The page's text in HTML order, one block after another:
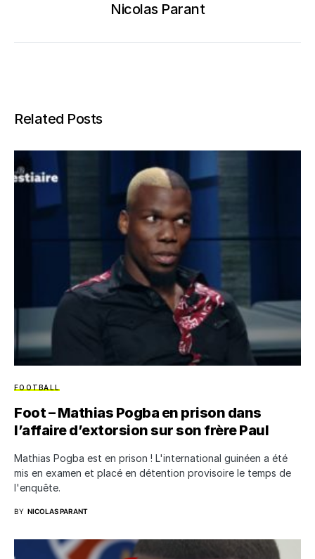
Nicolas Parant
Related Posts
FOOTBALL
Foot – Mathias Pogba en prison dans
l’affaire d’extorsion sur son frère Paul
Mathias Pogba est en prison ! L'international guinéen a été
mis en examen et placé en détention provisoire le temps de
l'enquête.
BY NICOLAS PARANT